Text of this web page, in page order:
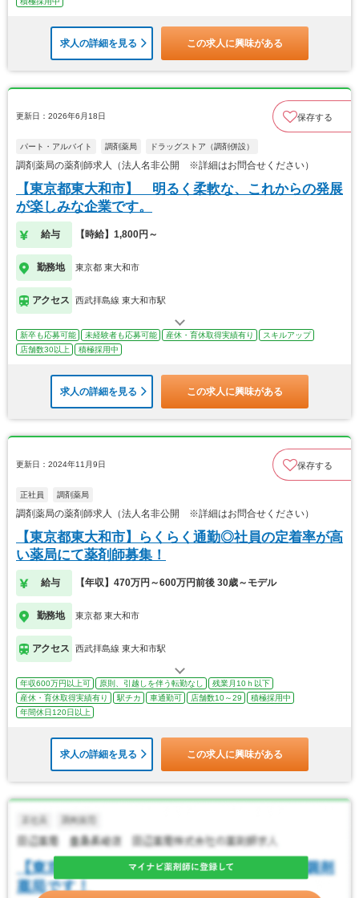
求人の詳細を見る この求人に興味がある
更新日：2026年6月18日 保存する
パート・アルバイト 調剤薬局 ドラッグストア（調剤併設）
調剤薬局の薬剤師求人（法人名非公開 ※詳細はお問合せください）
【東京都東大和市】 明るく柔軟な、これからの発展
が楽しみな企業です。
給与 【時給】1,800円～
勤務地 東京都 東大和市
アクセス 西武拝島線 東大和市駅
新卒も応募可能 未経験者も応募可能 産休・育休取得実績有り
スキルアップ
店舗数30以上
積極採用中
求人の詳細を見る この求人に興味がある
更新日：2024年11月9日 保存する
正社員 調剤薬局
調剤薬局の薬剤師求人（法人名非公開 ※詳細はお問合せください）
【東京都東大和市】らくらく通勤◎社員の定着率が高
い薬局にて薬剤師募集！
給与 【年収】470万円～600万円前後 30歳～モデル
勤務地 東京都 東大和市
アクセス 西武拝島線 東大和市駅
年収600万円以上可 原則、引越しを伴う転勤なし
残業月10ｈ以下
産休・育休取得実績有り
駅チカ 車通勤可 店舗数10～29
積極採用中
年間休日120日以上
求人の詳細を見る この求人に興味がある